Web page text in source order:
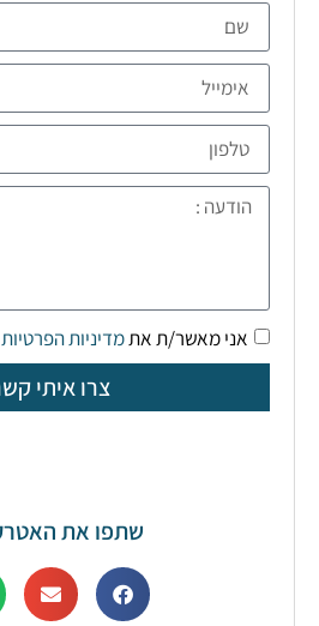
אני מאשר/ת אתמדיניות הפרטיותשל האתר
צרו איתי קשר
שתפו את האטרקציה